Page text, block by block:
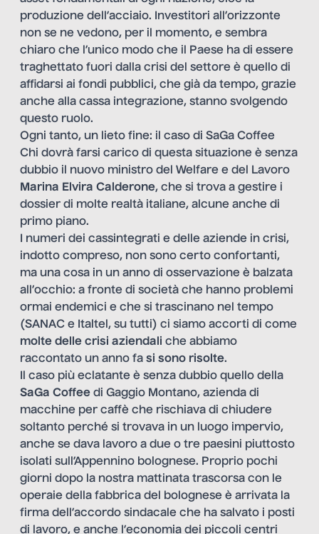
produzione dell’acciaio. Investitori all’orizzonte
non se ne vedono, per il momento, e sembra
chiaro che l’unico modo che il Paese ha di essere
traghettato fuori dalla crisi del settore è quello di
affidarsi ai fondi pubblici, che già da tempo, grazie
anche alla cassa integrazione, stanno svolgendo
questo ruolo.
Ogni tanto, un lieto fine: il caso di SaGa Coffee
Chi dovrà farsi carico di questa situazione è senza
dubbio il nuovo ministro del Welfare e del Lavoro
Marina Elvira Calderone, che si trova a gestire i
dossier di molte realtà italiane, alcune anche di
primo piano.
I numeri dei cassintegrati e delle aziende in crisi,
indotto compreso, non sono certo confortanti,
ma una cosa in un anno di osservazione è balzata
all’occhio: a fronte di società che hanno problemi
ormai endemici e che si trascinano nel tempo
(SANAC e Italtel, su tutti) ci siamo accorti di come
molte delle crisi aziendali che abbiamo
raccontato un anno fa si sono risolte.
Il caso più eclatante è senza dubbio quello della
SaGa Coffee di Gaggio Montano, azienda di
macchine per caffè che rischiava di chiudere
soltanto perché si trovava in un luogo impervio,
anche se dava lavoro a due o tre paesini piuttosto
isolati sull’Appennino bolognese. Proprio pochi
giorni dopo la nostra mattinata trascorsa con le
operaie della fabbrica del bolognese è arrivata la
firma dell’accordo sindacale che ha salvato i posti
di lavoro, e anche l’economia dei piccoli centri